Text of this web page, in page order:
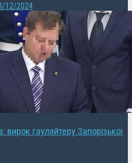
12/2024
вирок гауляйтеру Запорізької